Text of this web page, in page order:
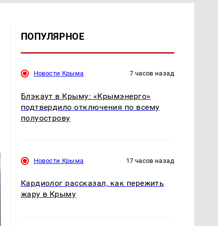
ПОПУЛЯРНОЕ
Новости Крыма 7 часов назад
Блэкаут в Крыму: «Крымэнерго»
подтвердило отключения по всему
полуострову
Новости Крыма 17 часов назад
Кардиолог рассказал, как пережить
жару в Крыму